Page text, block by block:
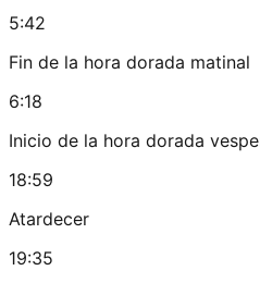
5:42
Fin de la hora dorada matinal
6:18
Inicio de la hora dorada
18:59
Atardecer
19:35